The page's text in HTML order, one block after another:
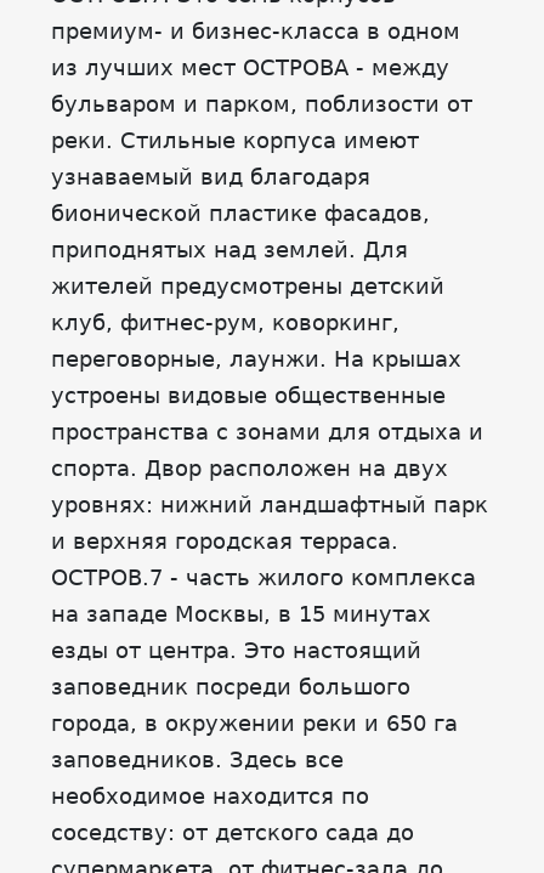
премиум- и бизнес-класса в одном
из лучших мест ОСТРОВА - между
бульваром и парком, поблизости от
реки. Стильные корпуса имеют
узнаваемый вид благодаря
бионической пластике фасадов,
приподнятых над землей. Для
жителей предусмотрены детский
клуб, фитнес-рум, коворкинг,
переговорные, лаунжи. На крышах
устроены видовые общественные
пространства с зонами для отдыха и
спорта. Двор расположен на двух
уровнях: нижний ландшафтный парк
и верхняя городская терраса.
ОСТРОВ.7 - часть жилого комплекса
на западе Москвы, в 15 минутах
езды от центра. Это настоящий
заповедник посреди большого
города, в окружении реки и 650 га
заповедников. Здесь все
необходимое находится по
соседству: от детского сада до